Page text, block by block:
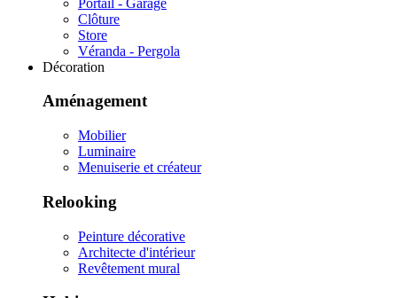
Clôture
Store
Véranda - Pergola
Décoration
Aménagement
Mobilier
Luminaire
Menuiserie et créateur
Relooking
Peinture décorative
Architecte d'intérieur
Revêtement mural